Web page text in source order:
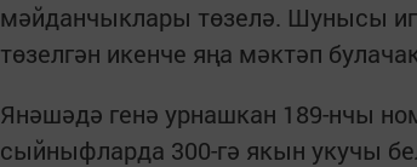
мәйданчыклары төзелә. Шунысы
төзелгән икенче яңа мәктәп
Янәшәдә генә урнашкан 189-нчы
сыйныфларда 300-гә якын укучы